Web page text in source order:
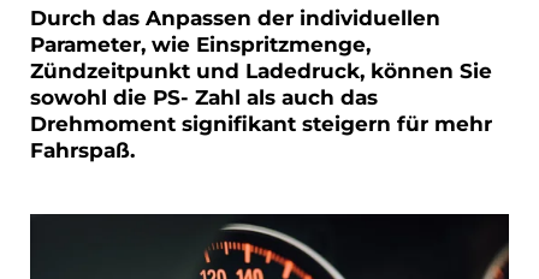
Durch das Anpassen der individuellen
Parameter, wie Einspritzmenge,
Zündzeitpunkt und Ladedruck, können Sie
sowohl die PS- Zahl als auch das
Drehmoment signifikant steigern für mehr
Fahrspaß.